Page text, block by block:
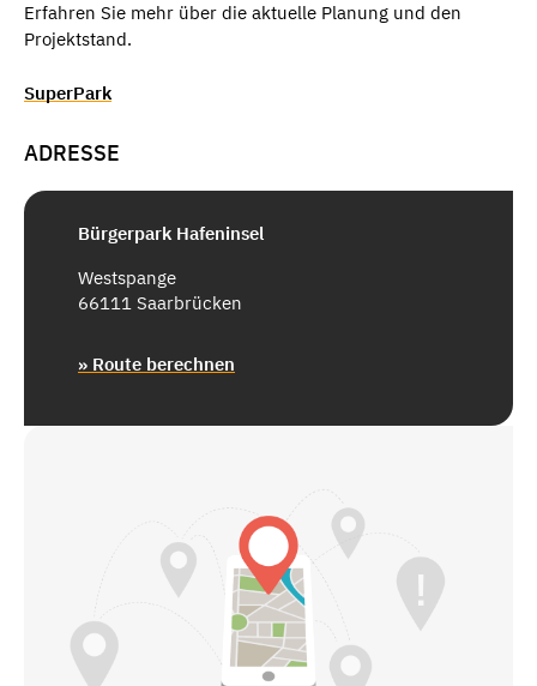
Erfahren Sie mehr über die aktuelle Planung und den
Projektstand.
SuperPark
ADRESSE
Bürgerpark Hafeninsel
Westspange
66111 Saarbrücken
» Route berechnen